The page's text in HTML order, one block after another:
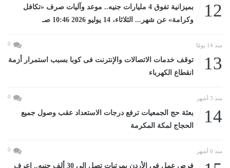
12
بميزانية تفوق 4 مليارات جنيه.. موعد وآليات صرف «تكافل
وكرامة» عن شهر... الثلاثاء، 14 يوليو 2026 10:46 صـ
منذ 14 يومًا 0
13
توقف خدمات الاتصالات والإنترنت فى كوبا بسبب استمرار أزمة
انقطاع الكهرباء
منذ 3 أشهر 0
14
بعثة حج الجمعيات ترفع درجات الاستعداد عقب وصول جميع
الحجاج لمكة المكرمة
منذ 6 أشهر 0
فرص عمل فى الأردن بمرتبات تصل إلى 30 ألف جنيه.. اعرف